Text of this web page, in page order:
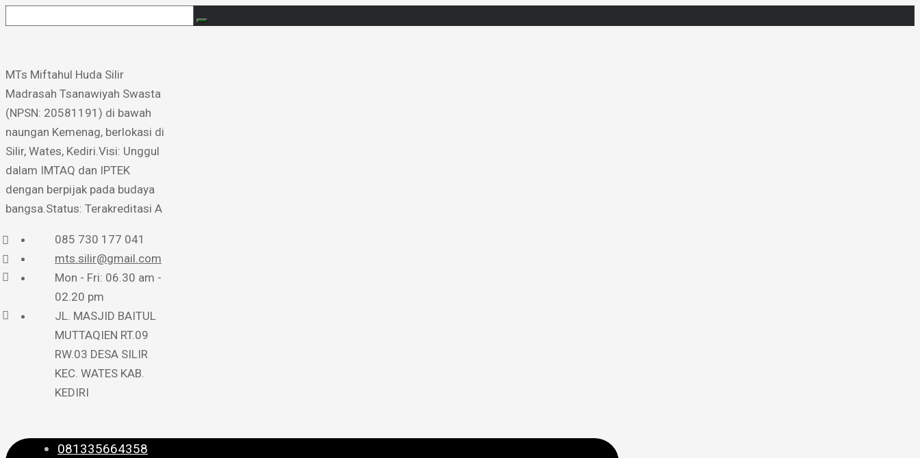
MTs Miftahul Huda Silir ​
Madrasah Tsanawiyah Swasta
(NPSN: 20581191) di bawah
naungan Kemenag, berlokasi di
Silir, Wates, Kediri. ​Visi: Unggul
dalam IMTAQ dan IPTEK
dengan berpijak pada budaya
bangsa. ​Status: Terakreditasi A
085 730 177 041
mts.silir@gmail.com
Mon - Fri: 06.30 am -
02.20 pm
JL. MASJID BAITUL
MUTTAQIEN RT.09
RW.03 DESA SILIR
KEC. WATES KAB.
KEDIRI
081335664358